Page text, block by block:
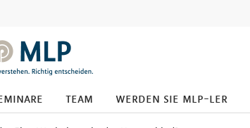
team werden sie mlp-ler